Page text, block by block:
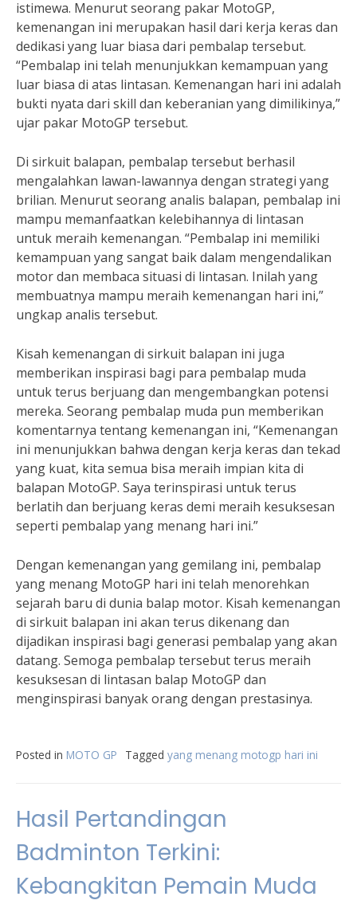
istimewa. Menurut seorang pakar MotoGP,
kemenangan ini merupakan hasil dari kerja keras dan
dedikasi yang luar biasa dari pembalap tersebut.
“Pembalap ini telah menunjukkan kemampuan yang
luar biasa di atas lintasan. Kemenangan hari ini adalah
bukti nyata dari skill dan keberanian yang dimilikinya,”
ujar pakar MotoGP tersebut.
Di sirkuit balapan, pembalap tersebut berhasil
mengalahkan lawan-lawannya dengan strategi yang
brilian. Menurut seorang analis balapan, pembalap ini
mampu memanfaatkan kelebihannya di lintasan
untuk meraih kemenangan. “Pembalap ini memiliki
kemampuan yang sangat baik dalam mengendalikan
motor dan membaca situasi di lintasan. Inilah yang
membuatnya mampu meraih kemenangan hari ini,”
ungkap analis tersebut.
Kisah kemenangan di sirkuit balapan ini juga
memberikan inspirasi bagi para pembalap muda
untuk terus berjuang dan mengembangkan potensi
mereka. Seorang pembalap muda pun memberikan
komentarnya tentang kemenangan ini, “Kemenangan
ini menunjukkan bahwa dengan kerja keras dan tekad
yang kuat, kita semua bisa meraih impian kita di
balapan MotoGP. Saya terinspirasi untuk terus
berlatih dan berjuang keras demi meraih kesuksesan
seperti pembalap yang menang hari ini.”
Dengan kemenangan yang gemilang ini, pembalap
yang menang MotoGP hari ini telah menorehkan
sejarah baru di dunia balap motor. Kisah kemenangan
di sirkuit balapan ini akan terus dikenang dan
dijadikan inspirasi bagi generasi pembalap yang akan
datang. Semoga pembalap tersebut terus meraih
kesuksesan di lintasan balap MotoGP dan
menginspirasi banyak orang dengan prestasinya.
Posted in MOTO GP Tagged yang menang motogp hari ini
Hasil Pertandingan
Badminton Terkini:
Kebangkitan Pemain Muda